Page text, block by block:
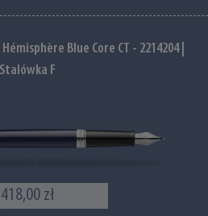
Blue Core CT - 2214204 |
Stalówka F
418,00 zł